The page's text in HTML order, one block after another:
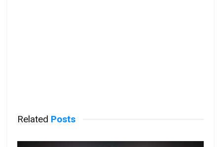
Related Posts